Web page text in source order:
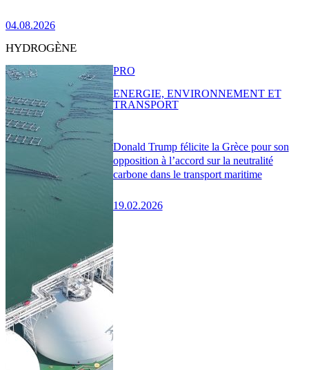
04.08.2026
HYDROGÈNE
Donald Trump félicite la Grèce pour son
opposition à l’accord sur la neutralité
carbone dans le transport maritime
19.02.2026
PRO
ENERGIE, ENVIRONNEMENT ET
TRANSPORT